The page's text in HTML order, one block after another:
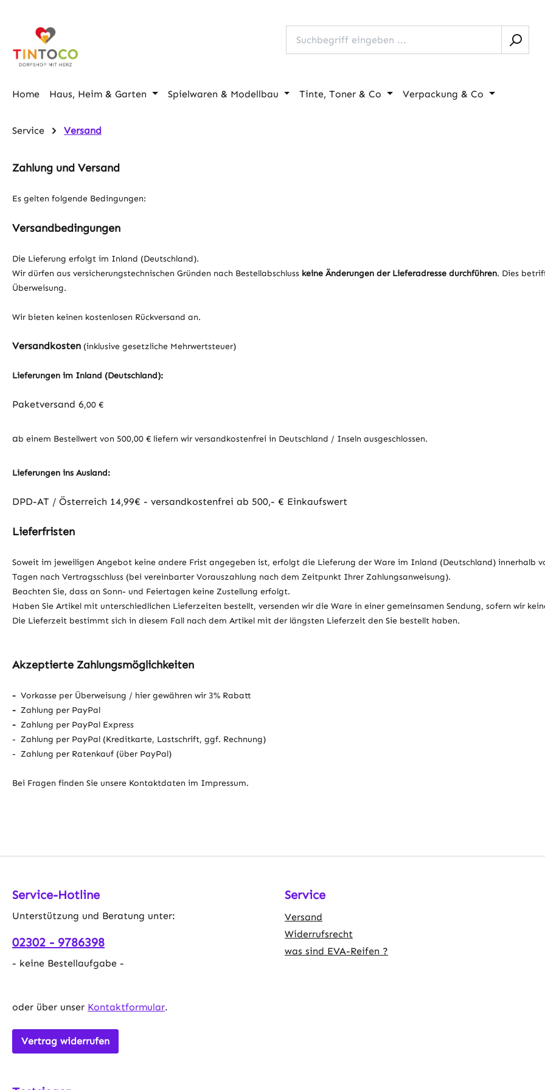
Home Haus, Heim & Garten Spielwaren & Modellbau Tinte, Toner & Co Verpackung & Co
Service Versand
Zahlung und Versand
Es gelten folgende Bedingungen:
Versandbedingungen
Die Lieferung erfolgt im Inland (Deutschland).
Wir dürfen aus versicherungstechnischen Gründen nach Bestellabschluss keine Änderungen der Lieferadresse durchführen. Dies
Überweisung.
Wir bieten keinen kostenlosen Rückversand an.
Versandkosten (inklusive gesetzliche Mehrwertsteuer)
Lieferungen im Inland (Deutschland):
Paketversand 6,00 €
ab einem Bestellwert von 500,00 € liefern wir versandkostenfrei in Deutschland / Inseln ausgeschlossen.
Lieferungen ins Ausland:
DPD-AT / Österreich 14,99€ - versandkostenfrei ab 500,- € Einkaufswert
Lieferfristen
Soweit im jeweiligen Angebot keine andere Frist angegeben ist, erfolgt die Lieferung der Ware im Inland (Deutschland) innerhalb
Tagen nach Vertragsschluss (bei vereinbarter Vorauszahlung nach dem Zeitpunkt Ihrer Zahlungsanweisung).
Beachten Sie, dass an Sonn- und Feiertagen keine Zustellung erfolgt.
Haben Sie Artikel mit unterschiedlichen Lieferzeiten bestellt, versenden wir die Ware in einer gemeinsamen Sendung, sofern wir
Die Lieferzeit bestimmt sich in diesem Fall nach dem Artikel mit der längsten Lieferzeit den Sie bestellt haben.
Akzeptierte Zahlungsmöglichkeiten
- Vorkasse per Überweisung / hier gewähren wir 3% Rabatt
- Zahlung per PayPal
- Zahlung per PayPal Express
- Zahlung per PayPal (Kreditkarte, Lastschrift, ggf. Rechnung)
- Zahlung per Ratenkauf (über PayPal)
Bei Fragen finden Sie unsere Kontaktdaten im Impressum.
Service-Hotline
Unterstützung und Beratung unter:
02302 - 9786398
- keine Bestellaufgabe -
oder über unser Kontaktformular.
Vertrag widerrufen
Service
Versand
Widerrufsrecht
was sind EVA-Reifen ?